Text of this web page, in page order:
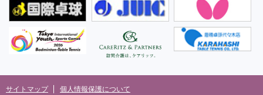
サイトマップ 個人情報保護について